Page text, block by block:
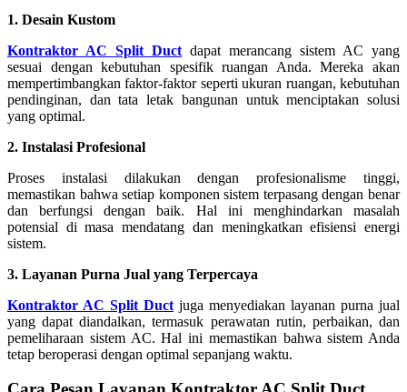
1. Desain Kustom
Kontraktor AC Split Duct dapat merancang sistem AC yang
sesuai dengan kebutuhan spesifik ruangan Anda. Mereka akan
mempertimbangkan faktor-faktor seperti ukuran ruangan, kebutuhan
pendinginan, dan tata letak bangunan untuk menciptakan solusi
yang optimal.
2. Instalasi Profesional
Proses instalasi dilakukan dengan profesionalisme tinggi,
memastikan bahwa setiap komponen sistem terpasang dengan benar
dan berfungsi dengan baik. Hal ini menghindarkan masalah
potensial di masa mendatang dan meningkatkan efisiensi energi
sistem.
3. Layanan Purna Jual yang Terpercaya
Kontraktor AC Split Duct juga menyediakan layanan purna jual
yang dapat diandalkan, termasuk perawatan rutin, perbaikan, dan
pemeliharaan sistem AC. Hal ini memastikan bahwa sistem Anda
tetap beroperasi dengan optimal sepanjang waktu.